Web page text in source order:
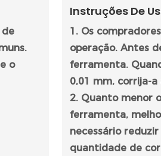
de
o
Instruções De
1. Os
operação. Antes
ferramenta.
0,01 mm, corrija-
2. Quanto menor
ferramenta,
necessário
quantidade de